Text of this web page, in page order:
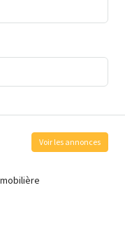
Voir les annonces